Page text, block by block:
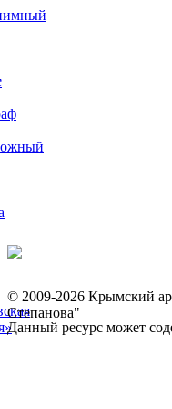
© 2009-2026 Крымский
Степанова"
Данный ресурс может